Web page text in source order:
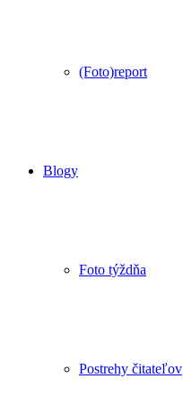
(Foto)report
Blogy
Foto týždňa
Postrehy čitateľov